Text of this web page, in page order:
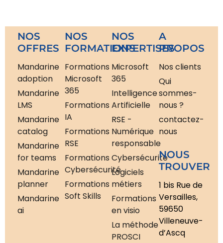
NOS
OFFRES
Mandarine
adoption
Mandarine
LMS
Mandarine
catalog
Mandarine
for teams
Mandarine
planner
Mandarine
ai
NOS
FORMATIONS
Formations
Microsoft
365
Formations
IA
Formations
RSE
Formations
Cybersécurité
Formations
Soft Skills
NOS
EXPERTISES
Microsoft
365
Intelligence
Artificielle
RSE -
Numérique
responsable
Cybersécurité
Logiciels
métiers
Formations
en visio
La méthode
PROSCI
A
PROPOS
Nos clients
Qui
sommes-
nous ?
contactez-
nous
NOUS
TROUVER
1 bis Rue de
Versailles,
59650
Villeneuve-
d’Ascq